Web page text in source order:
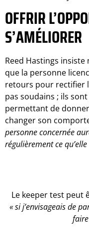
OFFRIR
S’AMÉLIORER
Reed Hastings
que la personne
retours pour rectifier
pas soudains ; ils
permettant de
changer son
personne concernée
régulièrement ce
Le keeper test peut
« si j’envisageais de
faire